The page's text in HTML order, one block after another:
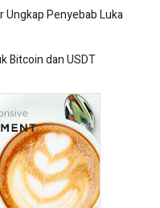
Ungkap Penyebab Luka
Bitcoin dan USDT